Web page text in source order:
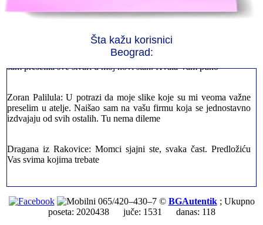
Šta kažu korisnici
Beograd:
Jelena sa Čukarice: Mogu da pohvalim sve radnike u firmi jer su
stvarno profesionalni. Iselili su moje stvari veoma pažljivo
Milica iz Novog Beograda: Zahvaljujuću vašoj firmi. Istog dana
sam preselila sve stvari u moj novi stan. Hvala Vam puno
preselim u atelje. Naišao sam na vašu firmu koja se jednostavno
izdvajaju od svih ostalih. Tu nema dileme
Vas svima kojima trebate
šta bi radio sada da ne postojite, Hvala Vam
065/420–430–7 © BGAutentik; Ukupno
poseta: 2020438 juče: 1531 danas: 118